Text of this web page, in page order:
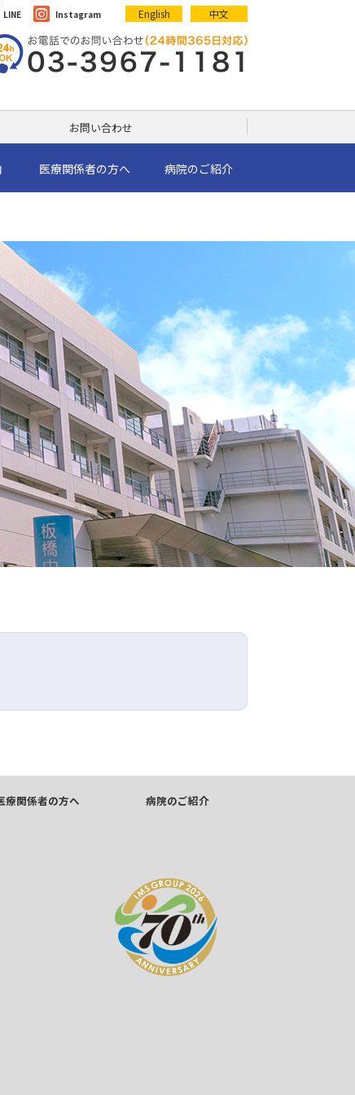
LINE Instagram English 中文
医療関係者の方へ 病院のご紹介
お問い合わせ
療関係者の方へ 病院のご紹介